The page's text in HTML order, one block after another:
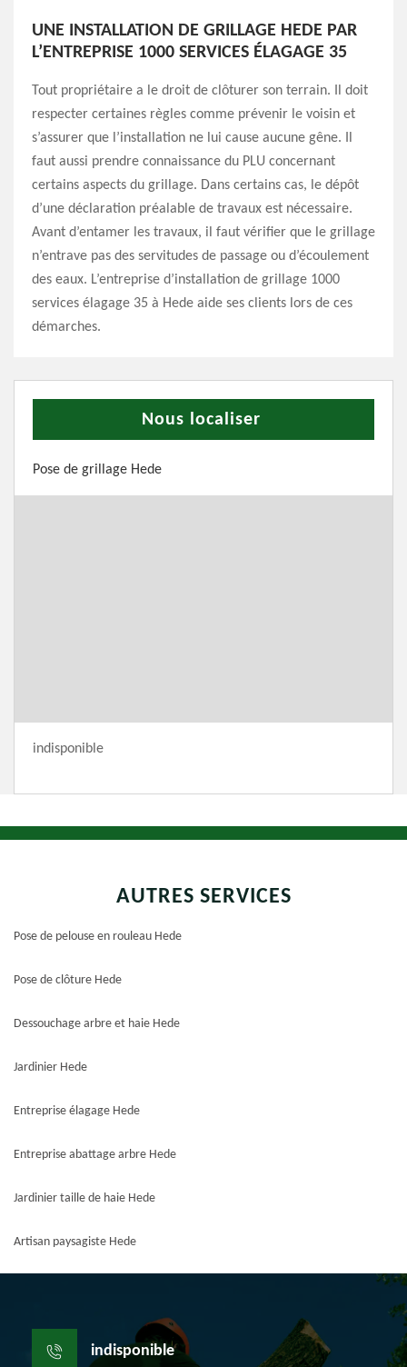
UNE INSTALLATION DE GRILLAGE HEDE PAR
L’ENTREPRISE 1000 SERVICES ÉLAGAGE 35
Tout propriétaire a le droit de clôturer son terrain. Il doit
respecter certaines règles comme prévenir le voisin et
s’assurer que l’installation ne lui cause aucune gêne. Il
faut aussi prendre connaissance du PLU concernant
certains aspects du grillage. Dans certains cas, le dépôt
d’une déclaration préalable de travaux est nécessaire.
Avant d’entamer les travaux, il faut vérifier que le grillage
n’entrave pas des servitudes de passage ou d’écoulement
des eaux. L’entreprise d’installation de grillage 1000
services élagage 35 à Hede aide ses clients lors de ces
démarches.
Nous localiser
Pose de grillage Hede
indisponible
AUTRES SERVICES
Pose de pelouse en rouleau Hede
Pose de clôture Hede
Dessouchage arbre et haie Hede
Jardinier Hede
Entreprise élagage Hede
Entreprise abattage arbre Hede
Jardinier taille de haie Hede
Artisan paysagiste Hede
indisponible